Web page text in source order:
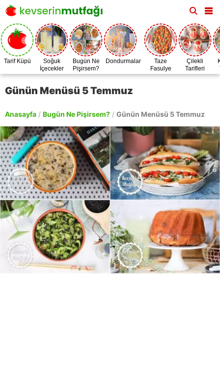
Tarif Küpü
Soğuk
İçecekler
Bugün Ne
Pişirsem?
Dondurmalar
Taze
Fasulye
Zamanı
Çilekli
Tarifleri
Günün Menüsü 5 Temmuz
Anasayfa / Bugün Ne Pişirsem? / Günün Menüsü 5 Temmuz